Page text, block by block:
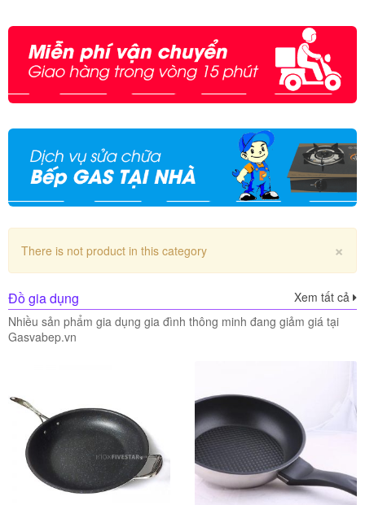
×
There is not product in this category
Đồ gia dụng
Xem tất cả
Nhiều sản phẩm gia dụng gia đình thông minh đang giảm giá tại
Gasvabep.vn